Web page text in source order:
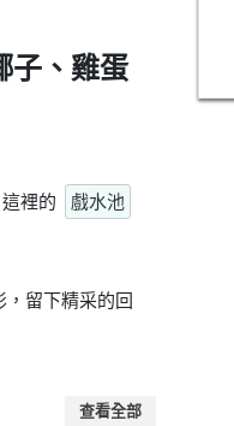
子、雞蛋
裡的
戲水池
，留下精采的回
查看全部